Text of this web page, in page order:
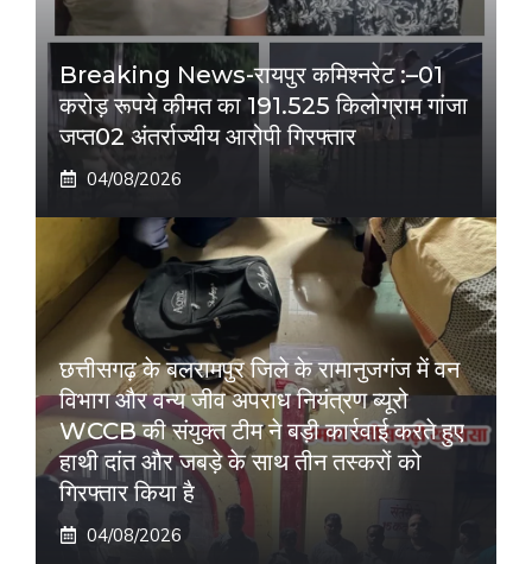
Breaking News-रायपुर कमिश्नरेट :–01
करोड़ रूपये कीमत का 191.525 किलोग्राम गांजा
जप्त02 अंतर्राज्यीय आरोपी गिरफ्तार
04/08/2026
छत्तीसगढ़ के बलरामपुर जिले के रामानुजगंज में वन
विभाग और वन्य जीव अपराध नियंत्रण ब्यूरो
WCCB की संयुक्त टीम ने बड़ी कार्रवाई करते हुए
हाथी दांत और जबड़े के साथ तीन तस्करों को
गिरफ्तार किया है
04/08/2026